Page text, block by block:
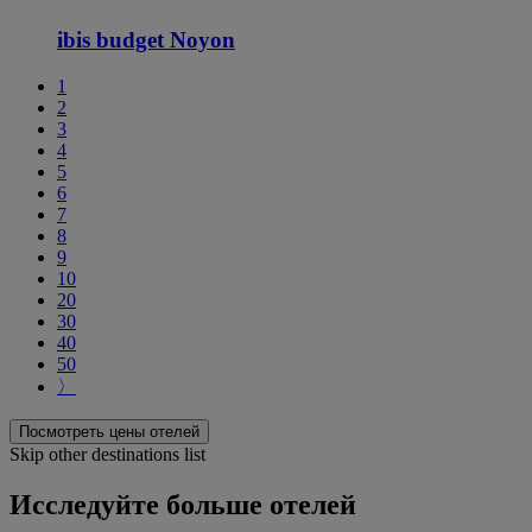
ibis budget Noyon
1
2
3
4
5
6
7
8
9
10
20
30
40
50
〉
Посмотреть цены отелей
Skip other destinations list
Исследуйте больше отелей